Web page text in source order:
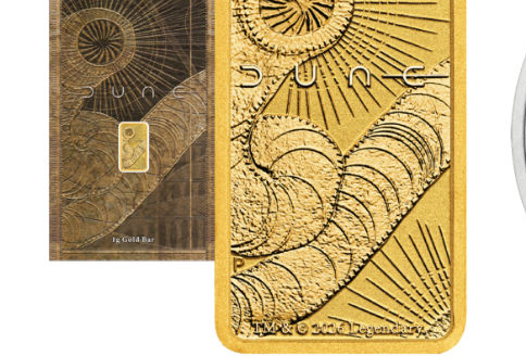
für Barren und Blister
Münzkapseln
Münzkoffer
Münzboxen
Münzständer
Lupen
für Banknoten
Handschuhe
Prüfgeräte / -säuren
Reinigung
Sonstiges